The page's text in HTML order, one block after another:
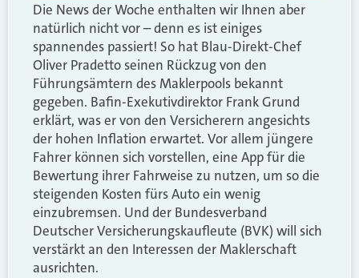
Die News der Woche enthalten wir Ihnen aber
natürlich nicht vor – denn es ist einiges
spannendes passiert! So hat Blau-Direkt-Chef
Oliver Pradetto seinen Rückzug von den
Führungsämtern des Maklerpools bekannt
gegeben. Bafin-Exekutivdirektor Frank Grund
erklärt, was er von den Versicherern angesichts
der hohen Inflation erwartet. Vor allem jüngere
Fahrer können sich vorstellen, eine App für die
Bewertung ihrer Fahrweise zu nutzen, um so die
steigenden Kosten fürs Auto ein wenig
einzubremsen. Und der Bundesverband
Deutscher Versicherungskaufleute (BVK) will sich
verstärkt an den Interessen der Maklerschaft
ausrichten.